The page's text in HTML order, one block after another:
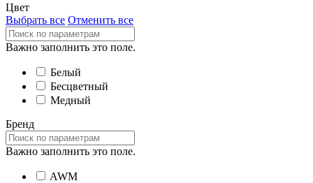
Цвет
Выбрать все Отменить все
Важно заполнить это поле.
Белый
Бесцветный
Медный
Бренд
Важно заполнить это поле.
AWM